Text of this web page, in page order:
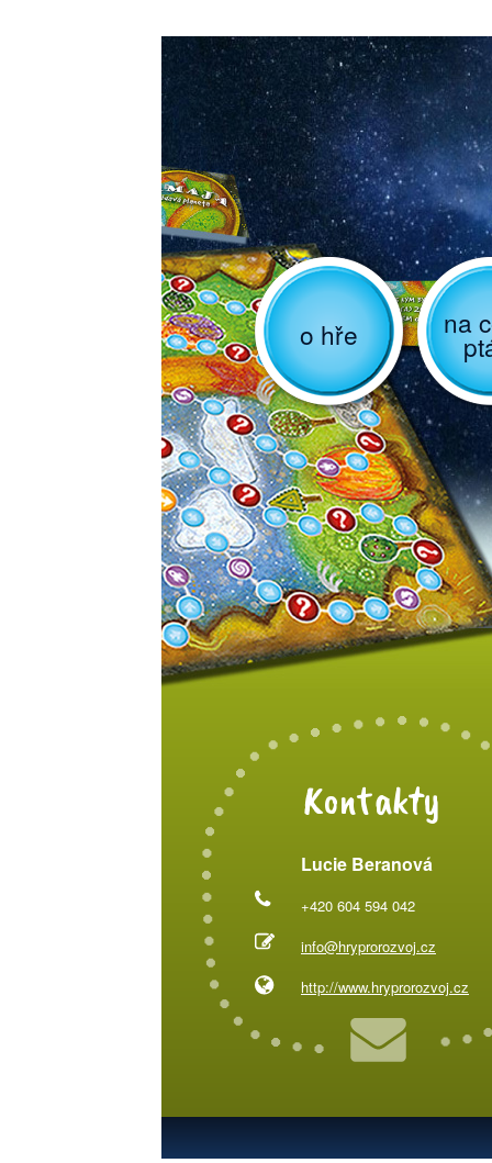
o hře na
Kontakty
Lucie Beranová
+420 604 594 042
info@hryprorozvoj.cz
http://www.hryprorozvoj.cz